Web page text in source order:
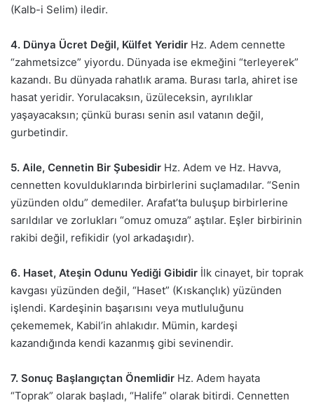
(Kalb-i Selim) iledir.
4. Dünya Ücret Değil, Külfet Yeridir Hz. Adem cennette
“zahmetsizce” yiyordu. Dünyada ise ekmeğini “terleyerek”
kazandı. Bu dünyada rahatlık arama. Burası tarla, ahiret ise
hasat yeridir. Yorulacaksın, üzüleceksin, ayrılıklar
yaşayacaksın; çünkü burası senin asıl vatanın değil,
gurbetindir.
5. Aile, Cennetin Bir Şubesidir Hz. Adem ve Hz. Havva,
cennetten kovulduklarında birbirlerini suçlamadılar. “Senin
yüzünden oldu” demediler. Arafat’ta buluşup birbirlerine
sarıldılar ve zorlukları “omuz omuza” aştılar. Eşler birbirinin
rakibi değil, refikidir (yol arkadaşıdır).
6. Haset, Ateşin Odunu Yediği Gibidir İlk cinayet, bir toprak
kavgası yüzünden değil, “Haset” (Kıskançlık) yüzünden
işlendi. Kardeşinin başarısını veya mutluluğunu
çekememek, Kabil’in ahlakıdır. Mümin, kardeşi
kazandığında kendi kazanmış gibi sevinendir.
7. Sonuç Başlangıçtan Önemlidir Hz. Adem hayata
“Toprak” olarak başladı, “Halife” olarak bitirdi. Cennetten